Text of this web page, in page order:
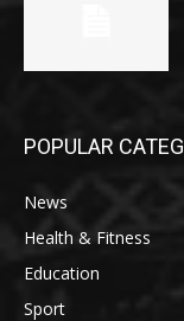
POPULAR
News
Health & Fitness
Education
Sport